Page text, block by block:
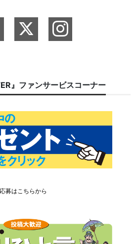
』ファンサービスコーナー
募はこちらから